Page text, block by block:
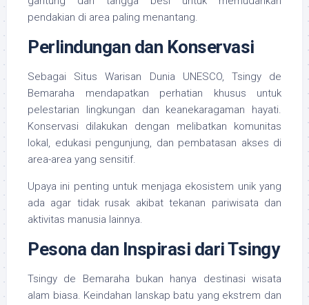
pendakian di area paling menantang.
Perlindungan dan Konservasi
Sebagai Situs Warisan Dunia UNESCO, Tsingy de
Bemaraha mendapatkan perhatian khusus untuk
pelestarian lingkungan dan keanekaragaman hayati.
Konservasi dilakukan dengan melibatkan komunitas
lokal, edukasi pengunjung, dan pembatasan akses di
area-area yang sensitif.
Upaya ini penting untuk menjaga ekosistem unik yang
ada agar tidak rusak akibat tekanan pariwisata dan
aktivitas manusia lainnya.
Pesona dan Inspirasi dari Tsingy
Tsingy de Bemaraha bukan hanya destinasi wisata
alam biasa. Keindahan lanskap batu yang ekstrem dan